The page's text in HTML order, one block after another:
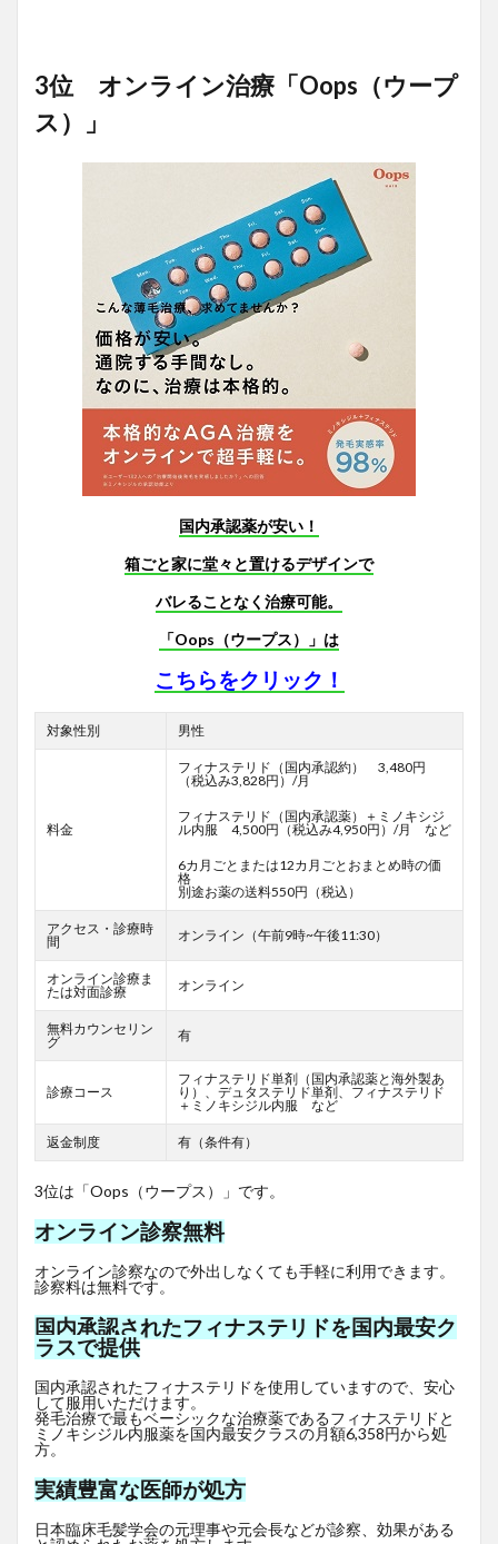
3位 オンライン治療「Oops（ウープ
ス）」
国内承認薬が安い！
箱ごと家に堂々と置けるデザインで
バレることなく治療可能。
「Oops（ウープス）」は
こちらをクリック！
対象性別 男性
料金
フィナステリド（国内承認約） 3,480円
（税込み3,828円）/月
フィナステリド（国内承認薬）＋ミノキシジ
ル内服 4,500円（税込み4,950円）/月 など
6カ月ごとまたは12カ月ごとおまとめ時の価
格
別途お薬の送料550円（税込）
アクセス・診療時
間
オンライン（午前9時~午後11:30）
オンライン診療ま
たは対面診療
オンライン
無料カウンセリン
グ
有
診療コース
フィナステリド単剤（国内承認薬と海外製あ
り）、デュタステリド単剤、フィナステリド
＋ミノキシジル内服 など
返金制度 有（条件有）
3位は「Oops（ウープス）」です。
オンライン診察無料
オンライン診察なので外出しなくても手軽に利用できます。
診察料は無料です。
国内承認されたフィナステリドを国内最安ク
ラスで提供
国内承認されたフィナステリドを使用していますので、安心
して服用いただけます。
発毛治療で最もベーシックな治療薬であるフィナステリドと
ミノキシジル内服薬を国内最安クラスの月額6,358円から処
方。
実績豊富な医師が処方
日本臨床毛髪学会の元理事や元会長などが診察、効果がある